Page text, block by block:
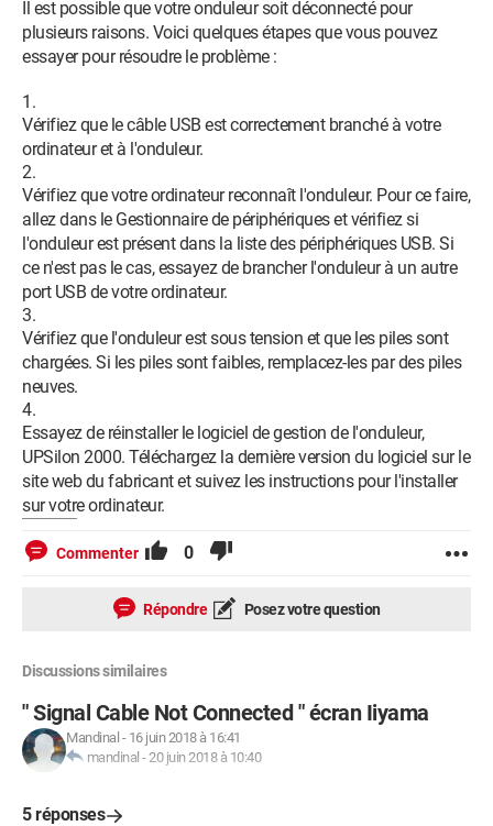
Il est possible que votre onduleur soit déconnecté pour
plusieurs raisons. Voici quelques étapes que vous pouvez
essayer pour résoudre le problème :
Vérifiez que le câble USB est correctement branché à votre
ordinateur et à l'onduleur.
Vérifiez que votre ordinateur reconnaît l'onduleur. Pour ce faire,
allez dans le Gestionnaire de périphériques et vérifiez si
l'onduleur est présent dans la liste des périphériques USB. Si
ce n'est pas le cas, essayez de brancher l'onduleur à un autre
port USB de votre ordinateur.
Vérifiez que l'onduleur est sous tension et que les piles sont
chargées. Si les piles sont faibles, remplacez-les par des piles
neuves.
Essayez de réinstaller le logiciel de gestion de l'onduleur,
UPSilon 2000. Téléchargez la dernière version du logiciel sur le
site web du fabricant et suivez les instructions pour l'installer
sur votre ordinateur.
Commenter 0
Répondre Posez votre question
Discussions similaires
" Signal Cable Not Connected " écran Iiyama
Mandinal - 16 juin 2018 à 16:41
mandinal -20 juin 2018 à 10:40
5 réponses